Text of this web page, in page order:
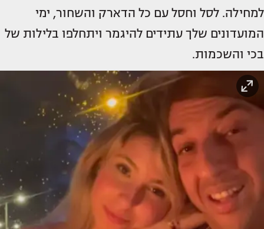
למחילה. לסל וחסל עם כל הדארק והשחור, ימי
המועדונים שלך עתידים להיגמר ויתחלפו בלילות של
בכי והשכמות.